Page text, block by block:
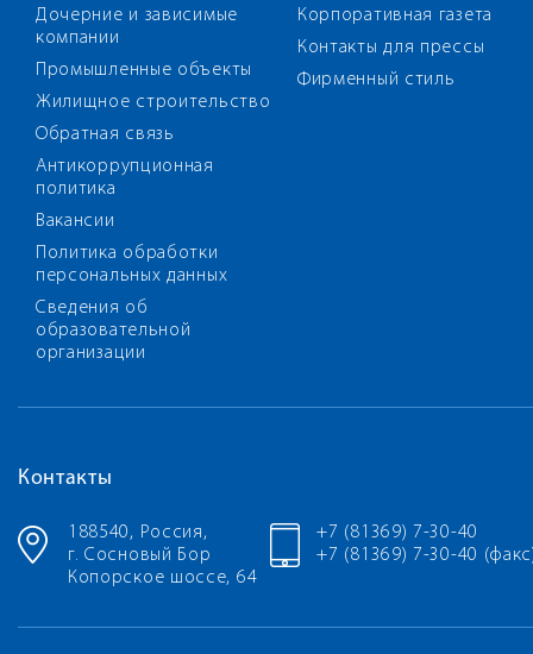
Дочерние и зависимые
компании
Промышленные объекты
Жилищное строительство
Обратная связь
Антикоррупционная
политика
Вакансии
Политика обработки
персональных данных
Сведения об
образовательной
организации
Корпоративная газета
Контакты для прессы
Фирменный стиль
Контакты
188540, Россия,
г. Сосновый Бор
Копорское шоссе, 64
+7 (81369) 7-30-40
+7 (81369) 7-30-40